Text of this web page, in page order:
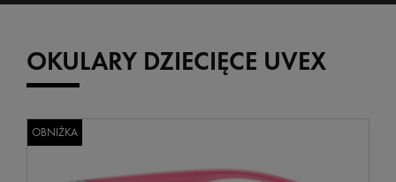
OKULARY DZIECIĘCE UVEX
OBNIŻKA